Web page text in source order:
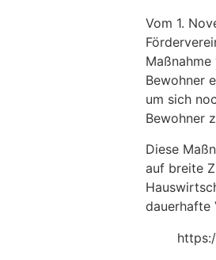
Vom 1.
Bewohner
um sich
Bewohner
Diese
auf breite
dauerhafte